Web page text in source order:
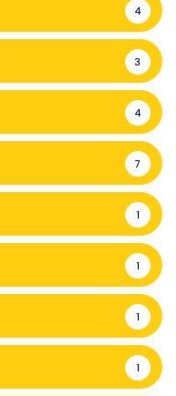
4
3
4
7
1
1
1
1